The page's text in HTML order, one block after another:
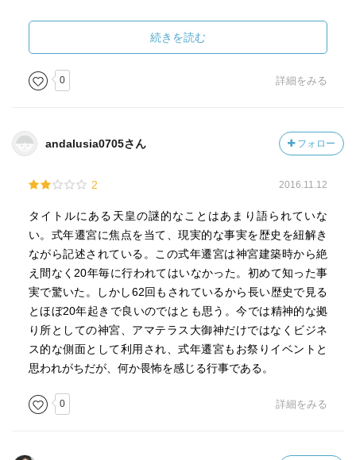
続きを読む
0 詳細をみる
andalusia0705さん フォロー
2 2016.11.12
タイトルにある天皇の謎的なことはあまり語られていな
い。式年遷宮に焦点を当て、現実的な事実を歴史を紐解き
ながら記述されている。この式年遷宮は神宮建築時から絶
え間なく20年毎に行われてはいなかった。初めて知った事
実で驚いた。しかし62回もされているから長い歴史で見る
とほぼ20年起きで良いのではとも思う。今では精神的な拠
り所としての神宮、アマテラス大御神だけではなくビジネ
ス的な側面として利用され、式年遷宮もお祭りイベントと
思われがちだが、何か畏怖を感じる行事である。
0 詳細をみる